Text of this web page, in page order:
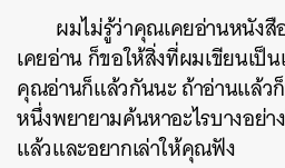
ผมไม่รู้ว่าคุณเคยอ่านหนังสื
เคยอ่าน ก็ขอให้สิ่งที่ผมเขียนเป็
คุณอ่านก็แล้วกันนะ ถ้าอ่านแล้ว
หนึ่งพยายามค้นหาอะไรบางอย่
แล้วและอยากเล่าให้คุณฟัง